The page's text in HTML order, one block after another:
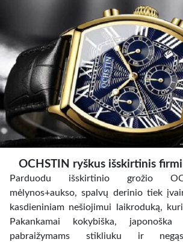
OCHSTIN ryškus išskirtinis
Parduodu išskirtinio grožio
mėlynos+aukso, spalvų derinio tiek
kasdieniniam nešiojimui laikroduką,
Pakankamai kokybiška,
pabraižymams stikliuku ir